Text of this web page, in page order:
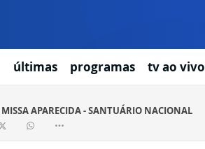
últimas programas tv ao vivo
MISSA APARECIDA - SANTUÁRIO NACIONAL